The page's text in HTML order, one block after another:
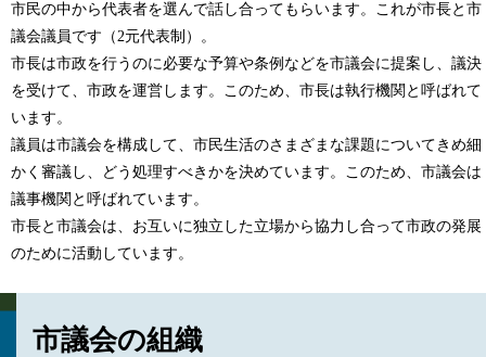
市民の中から代表者を選んで話し合ってもらいます。これが市長と市
議会議員です（2元代表制）。
市長は市政を行うのに必要な予算や条例などを市議会に提案し、議決
を受けて、市政を運営します。このため、市長は執行機関と呼ばれて
います。
議員は市議会を構成して、市民生活のさまざまな課題についてきめ細
かく審議し、どう処理すべきかを決めています。このため、市議会は
議事機関と呼ばれています。
市長と市議会は、お互いに独立した立場から協力し合って市政の発展
のために活動しています。
市議会の組織